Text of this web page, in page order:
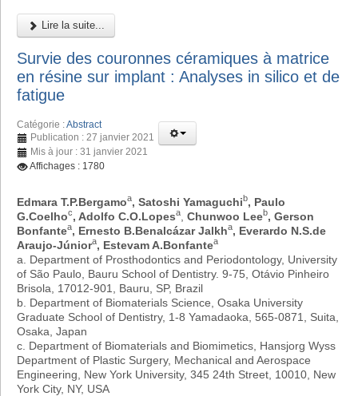
Lire la suite...
Survie des couronnes céramiques à matrice
en résine sur implant : Analyses in silico et de
fatigue
Catégorie :Abstract
Publication : 27 janvier 2021
Mis à jour : 31 janvier 2021
Affichages : 1780
Edmara T.P.Bergamoa, Satoshi Yamaguchib, Paulo
G.Coelhoc, Adolfo C.O.Lopesa Chunwoo Leeb, Gerson
Bonfantea, Ernesto B.Benalcázar Jalkha, Everardo N.S.de
Araujo-Júniora, Estevam A.Bonfantea
a. Department of Prosthodontics and Periodontology, University
of São Paulo, Bauru School of Dentistry. 9-75, Otávio Pinheiro
Brisola, 17012-901, Bauru, SP, Brazil
b. Department of Biomaterials Science, Osaka University
Graduate School of Dentistry, 1-8 Yamadaoka, 565-0871, Suita,
Osaka, Japan
c. Department of Biomaterials and Biomimetics, Hansjorg Wyss
Department of Plastic Surgery, Mechanical and Aerospace
Engineering, New York University, 345 24th Street, 10010, New
York City, NY, USA